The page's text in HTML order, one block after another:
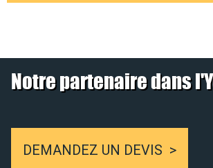
Notre partenaire dans
DEMANDEZ UN DEVIS